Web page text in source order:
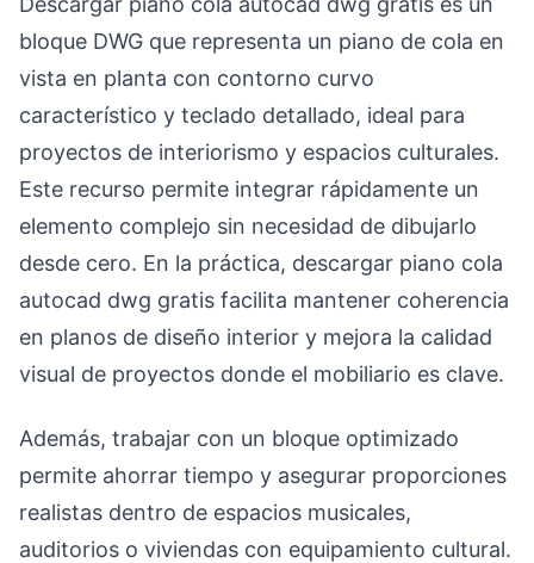
bloque DWG que representa un piano de cola en
vista en planta con contorno curvo
característico y teclado detallado, ideal para
proyectos de interiorismo y espacios culturales.
Este recurso permite integrar rápidamente un
elemento complejo sin necesidad de dibujarlo
desde cero. En la práctica, descargar piano cola
autocad dwg gratis facilita mantener coherencia
en planos de diseño interior y mejora la calidad
visual de proyectos donde el mobiliario es clave.
Además, trabajar con un bloque optimizado
permite ahorrar tiempo y asegurar proporciones
realistas dentro de espacios musicales,
auditorios o viviendas con equipamiento cultural.